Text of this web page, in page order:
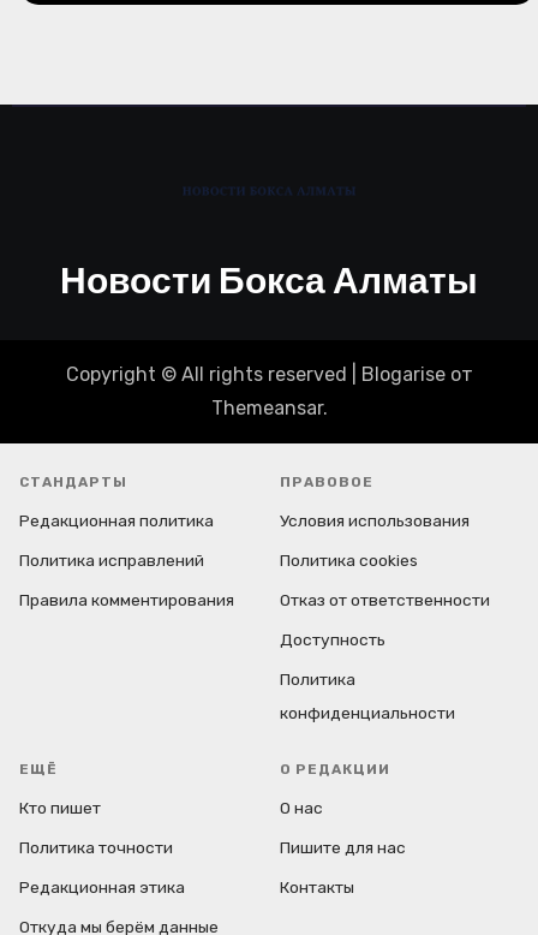
Новости Бокса Алматы
Copyright © All rights reserved Blogariseот
Themeansar.
СТАНДАРТЫ
Редакционная политика
Политика исправлений
Правила комментирования
ПРАВОВОЕ
Условия использования
Политика cookies
Отказ от ответственности
Доступность
Политика
конфиденциальности
ЕЩЁ
Кто пишет
Политика точности
Редакционная этика
Откуда мы берём данные
О РЕДАКЦИИ
О нас
Пишите для нас
Контакты